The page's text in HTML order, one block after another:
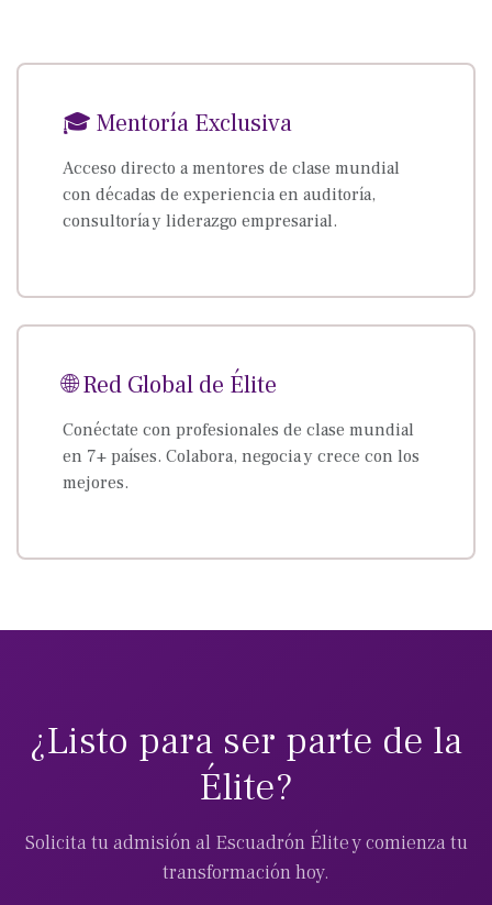
🎓 Mentoría Exclusiva
Acceso directo a mentores de clase mundial
con décadas de experiencia en auditoría,
consultoría y liderazgo empresarial.
🌐 Red Global de Élite
Conéctate con profesionales de clase mundial
en 7+ países. Colabora, negocia y crece con los
mejores.
¿Listo para ser parte de la
Élite?
Solicita tu admisión al Escuadrón Élite y comienza tu
transformación hoy.